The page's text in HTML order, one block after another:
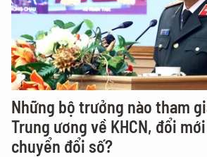
Những bộ trưởng nào tham
Trung ương về KHCN, đổi
chuyển đổi số?